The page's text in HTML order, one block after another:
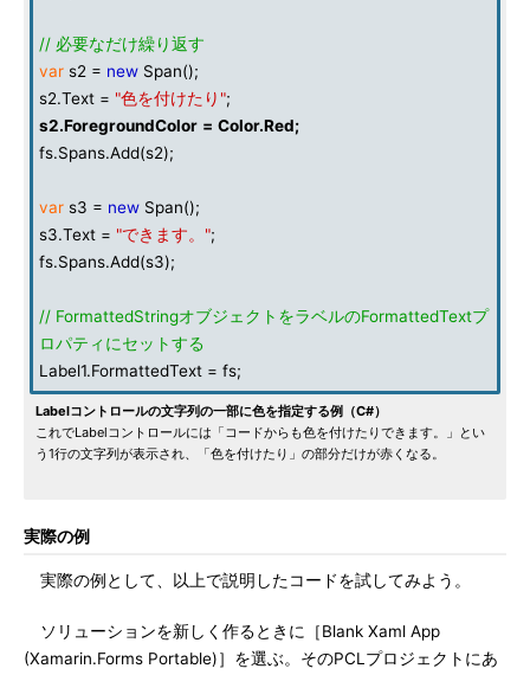
// 必要なだけ繰り返す
var s2 = new Span();
s2.Text = "色を付けたり";
s2.ForegroundColor = Color.Red;
fs.Spans.Add(s2);
var s3 = new Span();
s3.Text = "できます。";
fs.Spans.Add(s3);
// FormattedStringオブジェクトをラベルのFormattedTextプ
ロパティにセットする
Label1.FormattedText = fs;
Labelコントロールの文字列の一部に色を指定する例（C#）
これでLabelコントロールには「コードからも色を付けたりできます。」とい
う1行の文字列が表示され、「色を付けたり」の部分だけが赤くなる。
実際の例
実際の例として、以上で説明したコードを試してみよう。
ソリューションを新しく作るときに［Blank Xaml App
(Xamarin.Forms Portable)］を選ぶ。そのPCLプロジェクトにあ